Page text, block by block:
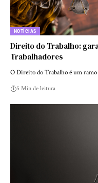
NOTÍCIAS
Direito do Trabalho:
Trabalhadores
O Direito do Trabalho é um
5 Min de leitura